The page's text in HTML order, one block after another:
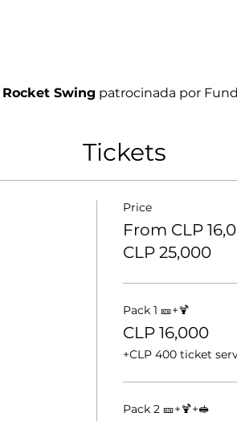
Rocket Swing patrocinada por
Tickets
Price
From CLP
CLP 25,000
Pack 1 🎫+🍹
CLP 16,000
+CLP 400 ticket
Pack 2 🎫+🍹+🥪